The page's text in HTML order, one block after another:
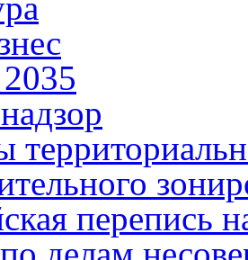
перепись